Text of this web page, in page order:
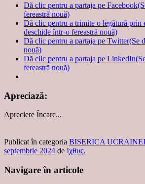
Dă clic pentru a partaja pe
fereastră nouă)
Dă clic pentru a trimite o legătură prin
deschide într-o fereastră nouă)
Dă clic pentru a partaja pe Twitter(Se
nouă)
Dă clic pentru a partaja pe
fereastră nouă)
Apreciază:
Apreciere Încarc...
Publicat în categoria BISERICA UCRAINEI
septembrie 2024 de Ιχθυς.
Navigare în articole